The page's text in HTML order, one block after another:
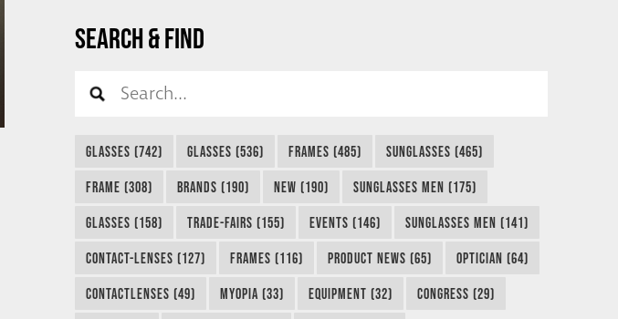
SEARCH & FIND
GLASSES (742) GLASSES (536) FRAMES (485) SUNGLASSES (465)
FRAME (308) BRANDS (190) NEW (190) SUNGLASSES MEN (175)
GLASSES (158) TRADE-FAIRS (155) EVENTS (146) SUNGLASSES MEN (141)
CONTACT-LENSES (127) FRAMES (116) PRODUCT NEWS (65) OPTICIAN (64)
CONTACTLENSES (49) MYOPIA (33) EQUIPMENT (32) CONGRESS (29)